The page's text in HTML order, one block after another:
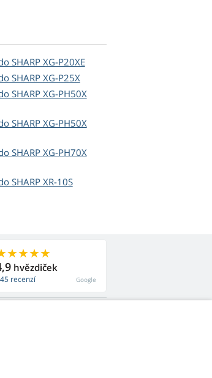
SHARP XG-P20XE
SHARP XG-P25X
SHARP XG-PH50X
SHARP XG-PH50X
SHARP XG-PH70X
SHARP XR-10S
hvězdiček
recenzí Google